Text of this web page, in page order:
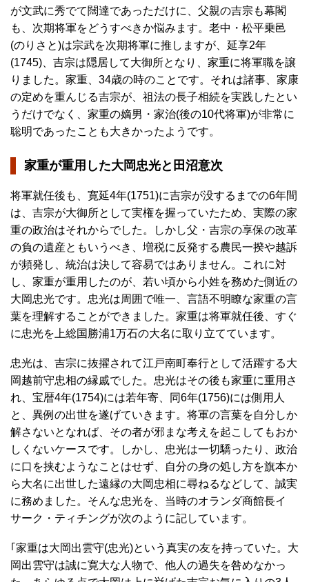
が文武に秀でて闊達であっただけに、父親の吉宗も幕閣
も、次期将軍をどうすべきか悩みます。老中・松平乗邑
(のりさと)は宗武を次期将軍に推しますが、延享2年
(1745)、吉宗は隠居して大御所となり、家重に将軍職を譲
りました。家重、34歳の時のことです。それは諸事、家康
の定めを重んじる吉宗が、祖法の長子相続を実践したとい
うだけでなく、家重の嫡男・家治(後の10代将軍)が非常に
聡明であったことも大きかったようです。
家重が重用した大岡忠光と田沼意次
将軍就任後も、寛延4年(1751)に吉宗が没するまでの6年間
は、吉宗が大御所として実権を握っていたため、実際の家
重の政治はそれからでした。しかし父・吉宗の享保の改革
の負の遺産ともいうべき、増税に反発する農民一揆や越訴
が頻発し、統治は決して容易ではありません。これに対
し、家重が重用したのが、若い頃から小姓を務めた側近の
大岡忠光です。忠光は周囲で唯一、言語不明瞭な家重の言
葉を理解することができました。家重は将軍就任後、すぐ
に忠光を上総国勝浦1万石の大名に取り立てています。
忠光は、吉宗に抜擢されて江戸南町奉行として活躍する大
岡越前守忠相の縁戚でした。忠光はその後も家重に重用さ
れ、宝暦4年(1754)には若年寄、同6年(1756)には側用人
と、異例の出世を遂げていきます。将軍の言葉を自分しか
解さないとなれば、その者が邪まな考えを起こしてもおか
しくないケースです。しかし、忠光は一切驕ったり、政治
に口を挟むようなことはせず、自分の身の処し方を旗本か
ら大名に出世した遠縁の大岡忠相に尋ねるなどして、誠実
に務めました。そんな忠光を、当時のオランダ商館長イ
サーク・ティチングが次のように記しています。
｢家重は大岡出雲守(忠光)という真実の友を持っていた。大
岡出雲守は誠に寛大な人物で、他人の過失を咎めなかっ